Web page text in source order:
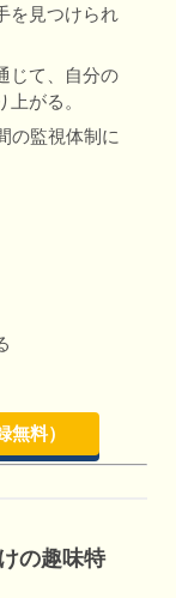
を見つけられ
じて、自分の
がる。
の監視体制に
料）
の趣味特